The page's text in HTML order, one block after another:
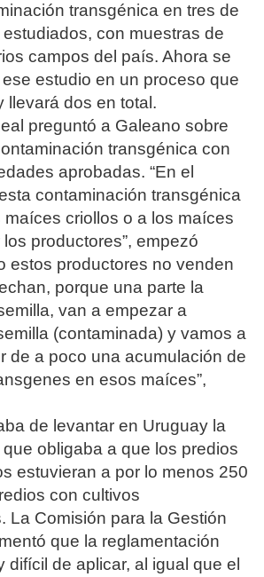
transgénica en tres de
con muestras de
campos del país. Ahora se
estudio en un proceso que
llevará dos en total.
preguntó a Galeano sobre
transgénica con
aprobadas. “En el
contaminación transgénica
maíces criollos o a los maíces
productores”, empezó
estos productores no venden
porque una parte la
van a empezar a
(contaminada) y vamos a
de a poco una acumulación de
en esos maíces”,
de levantar en Uruguay la
obligaba a que los predios
estuvieran a por lo menos 250
con cultivos
La Comisión para la Gestión
que la reglamentación
difícil de aplicar, al igual que el